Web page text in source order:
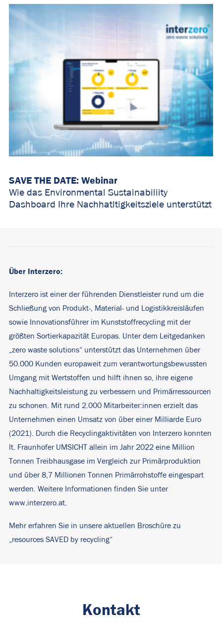
SAVE THE DATE: Webinar
Wie das Environmental Sustainabiliity
Dashboard Ihre Nachhatltigkeitsziele unterstützt
Über Interzero:
Interzero ist einer der führenden Dienstleister rund um die
Schließung von Produkt-, Material- und Logistikkreisläufen
sowie Innovationsführer im Kunststoffrecycling mit der
größten Sortierkapazität Europas. Unter dem Leitgedanken
„zero waste solutions“ unterstützt das Unternehmen über
50.000 Kunden europaweit zum verantwortungsbewussten
Umgang mit Wertstoffen und hilft ihnen so, ihre eigene
Nachhaltigkeitsleistung zu verbessern und Primärressourcen
zu schonen. Mit rund 2.000 Mitarbeiter:innen erzielt das
Unternehmen einen Umsatz von über einer Milliarde Euro
(2021). Durch die Recyclingaktivitäten von Interzero konnten
lt. Fraunhofer UMSICHT allein im Jahr 2022 eine Million
Tonnen Treibhausgase im Vergleich zur Primärproduktion
und über 8,7 Millionen Tonnen Primärrohstoffe eingespart
werden. Weitere Informationen finden Sie unter
www.interzero.at
Mehr erfahren Sie in unsere aktuellen Broschüre zu
„resources SAVED by recycling“
Kontakt